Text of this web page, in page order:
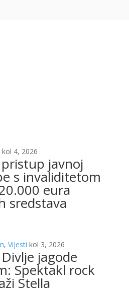
kol 4, 2026
javnoj
s invaliditetom
eura
sredstava
, Vijesti kol 3, 2026
jagode
Spektakl rock
Stella